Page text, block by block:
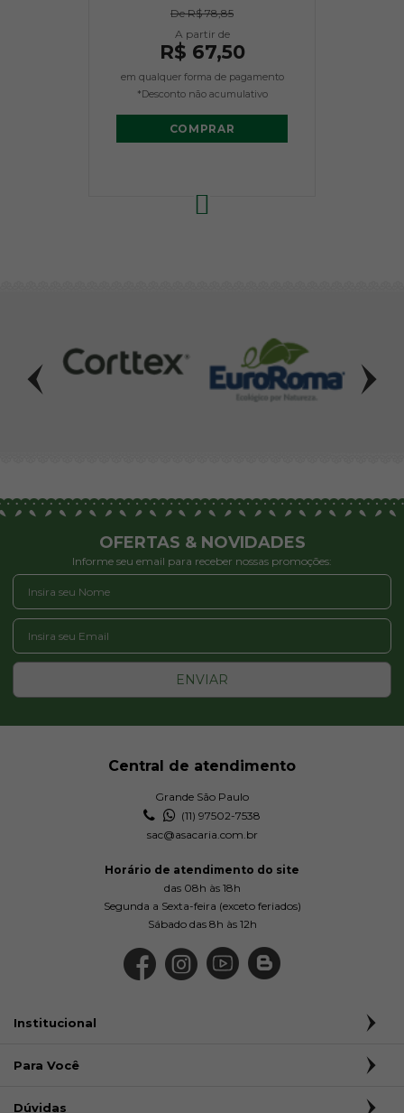
DeR$ 78,85
R$ 67,50
em qualquer forma de pagamento
*Desconto não acumulativo
COMPRAR
OFERTAS & NOVIDADES
Informe seu email para receber nossas promoções:
ENVIAR
Central de atendimento
Grande São Paulo
(11) 97502-7538
sac@asacaria.com.br
Horário de atendimento do site
das 08h às 18h
Segunda a Sexta-feira (exceto feriados)
Sábado das 8h às 12h
Institucional
Para Você
Dúvidas